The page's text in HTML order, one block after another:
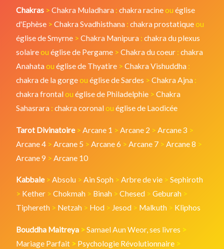
Chakras > Chakra Muladhara : chakra racineou église
d'Ephèse > Chakra Svadhisthana : chakra prostatique ou
église de Smyrne > Chakra Manipura : chakra du plexus
solaireou église de Pergame > Chakra du coeur : chakra
Anahata ou église de Thyatire > Chakra Vishuddha :
chakra de la gorgeou église de Sardes > Chakra Ajna :
chakra frontalou église de Philadelphie > Chakra
Sahasrara : chakra coronal ou église de Laodicée
Tarot Divinatoire > Arcane 1 > Arcane 2 > Arcane 3 >
Arcane 4 > Arcane 5 > Arcane 6 > Arcane 7 > Arcane 8 >
Arcane 9 > Arcane 10
Kabbale> Absolu > Ain Soph > Arbre de vie > Sephiroth
> Kether > Chokmah > Binah > Chesed > Geburah >
Tiphereth > Netzah > Hod > Jesod > Malkuth > Kliphos
Bouddha Maitreya >Samael Aun Weor, ses livres >
Mariage Parfait > Psychologie Révolutionnaire >